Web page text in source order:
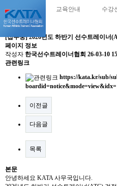
교육안내 수강
[접수중] 2026년도 하반기 선수트레이너
페이지 정보
작성자 한국선수트레이너협회 26-03-10
관련링크
https://kata.kr/sub/
이전글
다음글
목록
본문
안녕하세요 KATA 사무국입니다.